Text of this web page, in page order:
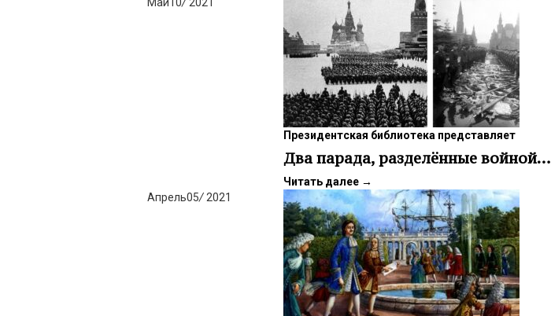
Президентская библиотека представляет
Два парада, разделённые войной…
Читать далее →
Апрель05/ 2021